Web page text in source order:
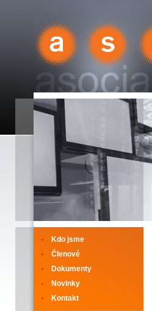
ase
Kdo jsme
Členové
Dokumenty
Novinky
Kontakt